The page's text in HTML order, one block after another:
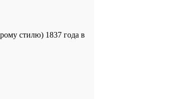
стилю) 1837 года в